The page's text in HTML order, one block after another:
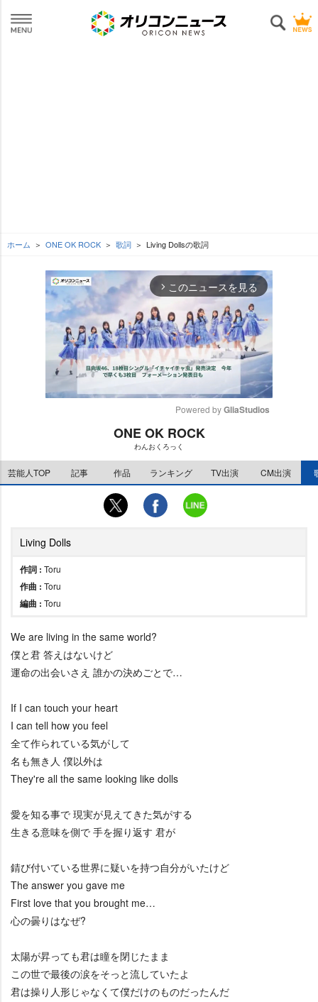
ホーム ONE OK ROCK 歌詞 Living Dollsの歌詞
arrow_forward_ios このニュースを見る
e
Powered by GliaStudios
ONE OK ROCK
わんおくろっく
芸能人TOP 記事 作品 ランキング TV出演 CM出演
Living Dolls
作詞 : Toru
作曲 : Toru
編曲 : Toru
We are living in the same world?
僕と君 答えはないけど
運命の出会いさえ 誰かの決めごとで…
If I can touch your heart
I can tell how you feel
全て作られている気がして
名も無き人 僕以外は
They're all the same looking like dolls
愛を知る事で 現実が見えてきた気がする
生きる意味を側で 手を握り返す 君が
錆び付いている世界に疑いを持つ自分がいたけど
The answer you gave me
First love that you brought me…
心の曇りはなぜ?
太陽が昇っても君は瞳を閉じたまま
この世で最後の涙をそっと流していたよ
君は操り人形じゃなくて僕だけのものだったんだ